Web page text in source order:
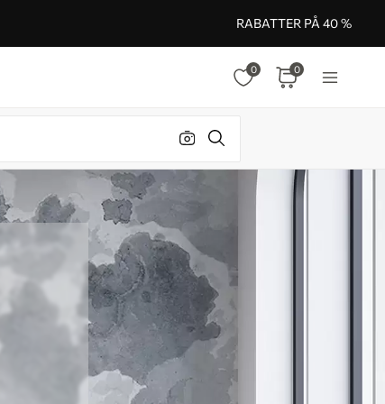
RABATTER PÅ 40 %
0 0